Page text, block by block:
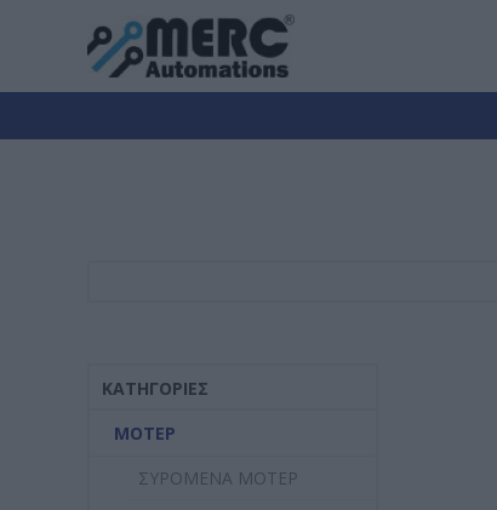
ΚΑΤΗΓΟΡΊΕΣ
ΜΟΤΕΡ
ΣΥΡOΜΕΝΑ ΜΟΤΕΡ